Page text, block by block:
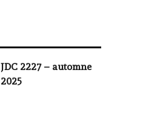
JDC 2227 – automne
2025